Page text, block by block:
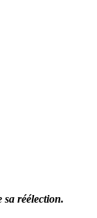
sa réélection.